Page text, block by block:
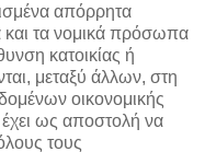
απόρρητα
και τα νομικά πρόσωπα
κατοικίας ή
μεταξύ άλλων, στη
οικονομικής
ως αποστολή να
τους